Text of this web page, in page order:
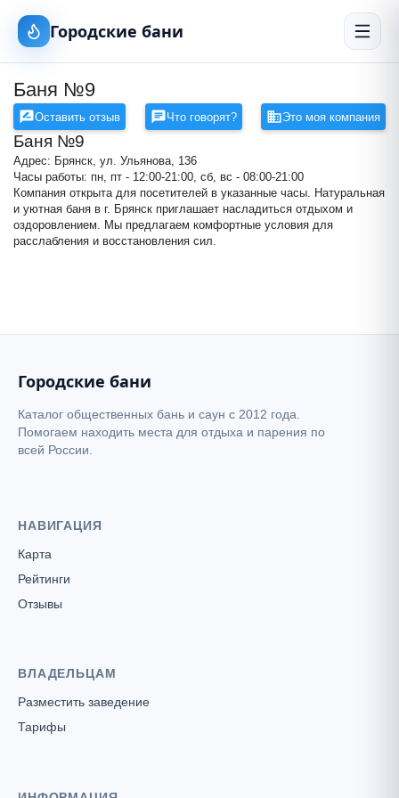
Городские бани
Баня №9
Оставить отзыв Что говорят? Это моя компания
Баня №9
Адрес: Брянск, ул. Ульянова, 136
Часы работы: пн, пт - 12:00-21:00, сб, вс - 08:00-21:00
Компания открыта для посетителей в указанные часы. Натуральная
и уютная баня в г. Брянск приглашает насладиться отдыхом и
оздоровлением. Мы предлагаем комфортные условия для
расслабления и восстановления сил.
Баня №9
Городские бани
Каталог общественных бань и саун с 2012 года.
Помогаем находить места для отдыха и парения по
всей России.
НАВИГАЦИЯ
Карта
Рейтинги
Отзывы
ВЛАДЕЛЬЦАМ
Разместить заведение
Тарифы